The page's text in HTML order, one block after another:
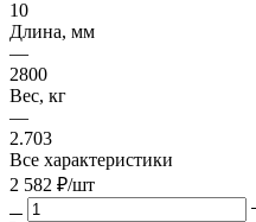
10
Длина, мм
—
2800
Вес, кг
—
2.703
Все характеристики
2 582 ₽/шт